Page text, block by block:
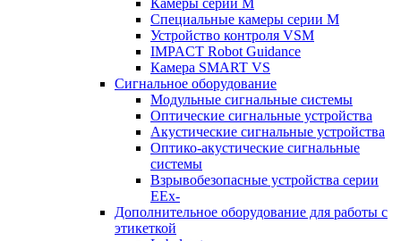
Камеры серии M
Специальные камеры серии M
Устройство контроля VSM
IMPACT Robot Guidance
Камера SMART VS
Cигнальное оборудование
Модульные сигнальные системы
Оптические сигнальные устройства
Акустические сигнальные устройства
Оптико-акустические сигнальные
системы
Взрывобезопасные устройства серии
EEx-
Дополнительное оборудование для работы с
этикеткой